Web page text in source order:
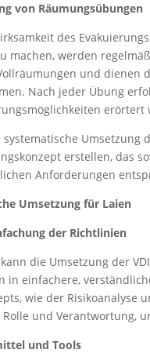
von Räumungsübungen
des
machen, werden
und dienen
Nach jeder Übung
erörtert
Umsetzung
erstellen, das
Anforderungen
Umsetzung für Laien
der Richtlinien
die Umsetzung der
in einfachere,
wie der Risikoanalyse
Rolle und Verantwortung,
und Tools